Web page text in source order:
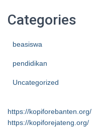
Categories
beasiswa
pendidikan
Uncategorized
https://kopiforebanten.org/
https://kopiforejateng.org/